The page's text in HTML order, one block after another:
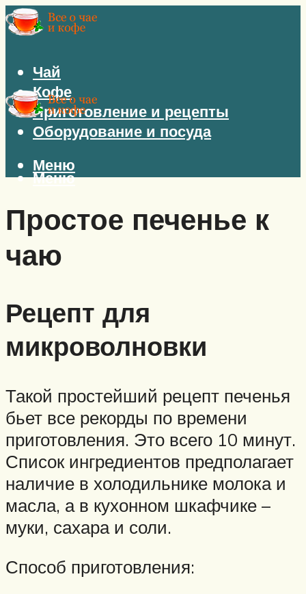
Чай
Кофе
Приготовление и рецепты
Оборудование и посуда
Меню
Меню
Простое печенье к
чаю
Рецепт для
микроволновки
Такой простейший рецепт печенья
бьет все рекорды по времени
приготовления. Это всего 10 минут.
Список ингредиентов предполагает
наличие в холодильнике молока и
масла, а в кухонном шкафчике –
муки, сахара и соли.
Способ приготовления: